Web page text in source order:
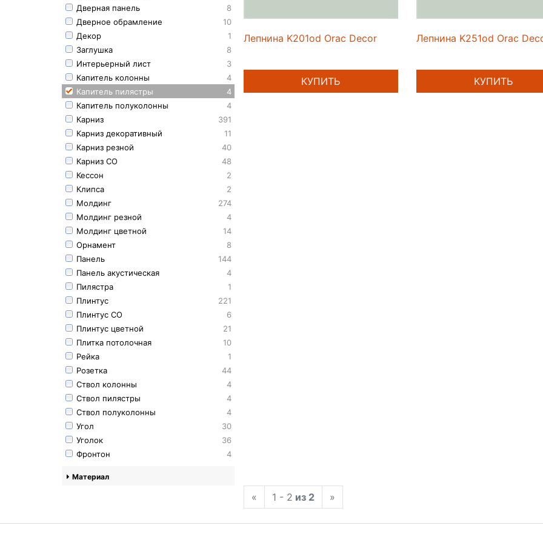
Дверная панель
8
Дверное обрамление
10
Декор
1
Заглушка
8
Интерьерный лист
3
Капитель колонны
4
Капитель пилястры
4
Капитель полуколонны
4
Карниз
391
Карниз декоративный
11
Карниз резной
40
Карниз СО
48
Кессон
2
Клипса
2
Молдинг
274
Молдинг резной
4
Молдинг цветной
14
Орнамент
8
Панель
144
Панель акустическая
4
Пилястра
1
Плинтус
221
Плинтус СО
6
Плинтус цветной
21
Плитка потолочная
10
Рейка
1
Розетка
44
Ствол колонны
4
Ствол пилястры
4
Ствол полуколонны
4
Угол
30
Уголок
36
Фронтон
4
Материал
Лепнина K201od Orac Decor
КУПИТЬ
Лепнина K251od Orac
КУПИТЬ
« 1 - 2 из 2 »